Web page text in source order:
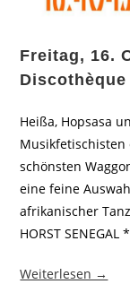
Freitag, 16.
Heißa, Hopsasa
schönsten
eine feine
afrikanischer
HORST
Weiterlesen →